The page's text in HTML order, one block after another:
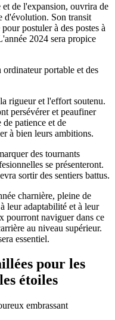
de l'expansion, ouvrira de
d'évolution. Son transit
postuler à des postes à
2024 sera propice
rigueur et l'effort soutenu.
persévérer et peaufiner
patience et de
à bien leurs ambitions.
des tournants
se présenteront.
sortir des sentiers battus.
charnière, pleine de
leur adaptabilité et à leur
pourront naviguer dans ce
au niveau supérieur.
essentiel.
pour les
étoiles